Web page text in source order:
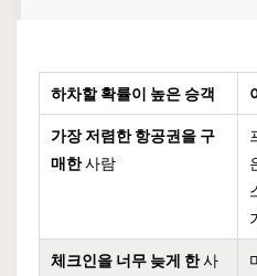
하차할 확률이 높은 승객
가장 저렴한 항공권을 구
매한사람
체크인을 너무 늦게 한사